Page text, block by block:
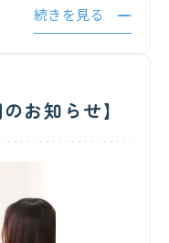
カウンセリング
み出せないま
続きを見る
お知らせ】